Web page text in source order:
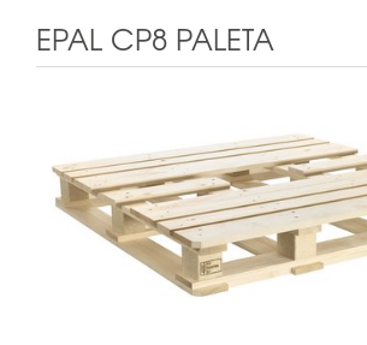
EPAL CP8 PALETA